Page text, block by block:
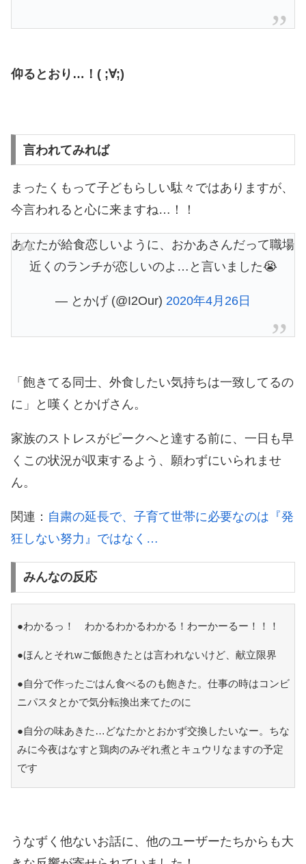
仰るとおり…！( ;∀;)
言われてみれば
まったくもって子どもらしい駄々ではありますが、
今言われると心に来ますね…！！
あなたが給食恋しいように、おかあさんだって職場
近くのランチが恋しいのよ…と言いました😭
— とかげ (@I2Our) 2020年4月26日
「飽きてる同士、外食したい気持ちは一致してるの
に」と嘆くとかげさん。
家族のストレスがピークへと達する前に、一日も早
くこの状況が収束するよう、願わずにいられませ
ん。
関連： 自粛の延長で、子育て世帯に必要なのは『発
狂しない努力』ではなく…
みんなの反応
●わかるっ！ わかるわかるわかる！わーかーるー！！！
●ほんとそれwご飯飽きたとは言われないけど、献立限界
●自分で作ったごはん食べるのも飽きた。仕事の時はコンビ
ニパスタとかで気分転換出来てたのに
●自分の味あきた…どなたかとおかず交換したいなー。ちな
みに今夜はなすと鶏肉のみぞれ煮とキュウリなますの予定
です
うなずく他ないお話に、他のユーザーたちからも大